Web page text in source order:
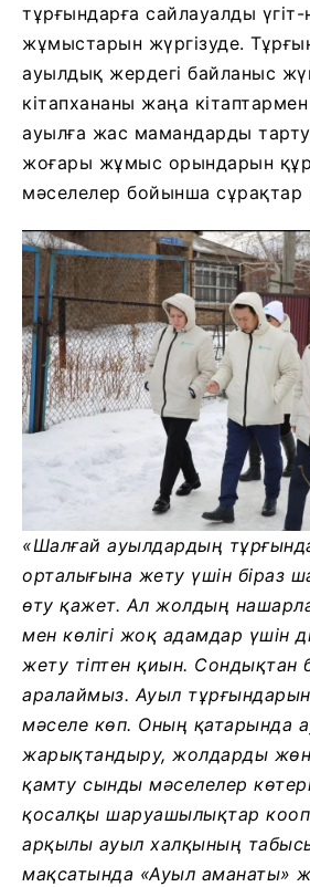
тұрғындарға сайлауалды үгіт-
жұмыстарын жүргізуде.
ауылдық жердегі байланыс
кітапхананы жаңа
ауылға жас мамандарды
жоғары жұмыс орындарын
мәселелер бойынша
«Шалғай ауылдардың
орталығына жету үшін біраз
өту қажет. Ал жолдың
мен көлігі жоқ адамдар үшін
жету тіптен қиын. Сондықтан
аралаймыз. Ауыл
мәселе көп. Оның қатарында
жарықтандыру, жолдарды
қамту сынды мәселелер
қосалқы шаруашылықтар
арқылы ауыл халқының
мақсатында «Ауыл аманаты»